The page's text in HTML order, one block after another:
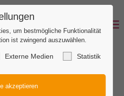
um bestmögliche Funktionalität
ist zwingend auszuwählen.
Externe Medien Statistik